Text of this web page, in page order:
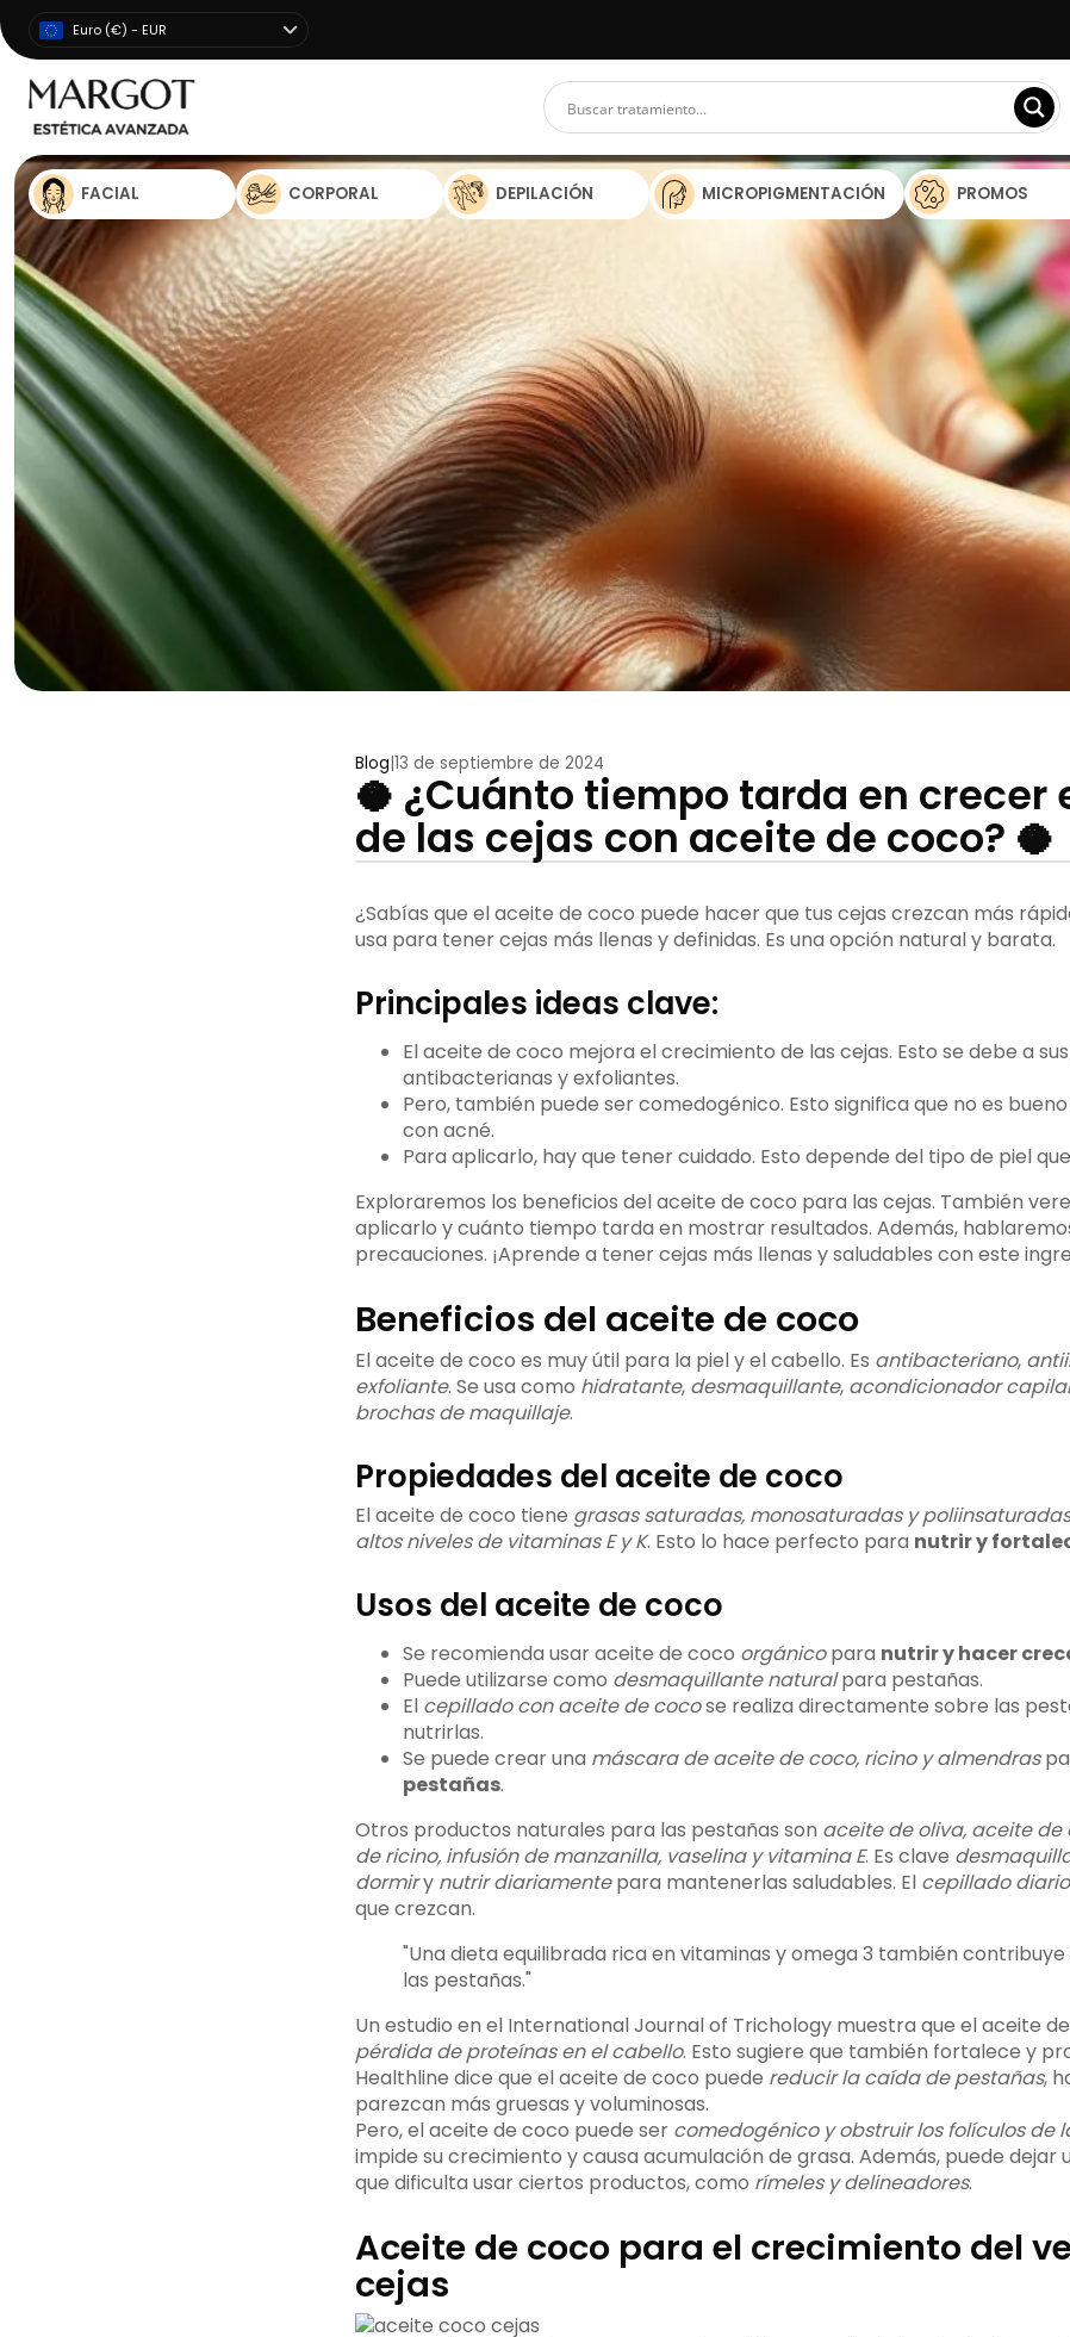
Euro (€) - EUR
FACIAL CORPORAL DEPILACIÓN MICROPIGMENTACIÓN PROMOS
Blog 13 de septiembre de 2024
🥥 ¿Cuánto tiempo tarda en crecer
de las cejas con aceite de coco? 🥥
¿Sabías que el aceite de coco puede hacer que tus cejas crezcan más
usa para tener cejas más llenas y definidas. Es una opción natural y barata.
Principales ideas clave:
El aceite de coco mejora el crecimiento de las cejas. Esto se debe a
antibacterianas y exfoliantes.
Pero, también puede ser comedogénico. Esto significa que no es
con acné.
Para aplicarlo, hay que tener cuidado. Esto depende del tipo de piel
Exploraremos los beneficios del aceite de coco para las cejas. También
aplicarlo y cuánto tiempo tarda en mostrar resultados. Además,
precauciones. ¡Aprende a tener cejas más llenas y saludables con este
Beneficios del aceite de coco
El aceite de coco es muy útil para la piel y el cabello. Es antibacteriano,
exfoliante. Se usa como hidratante, desmaquillante, acondicionador
brochas de maquillaje.
Propiedades del aceite de coco
El aceite de coco tiene grasas saturadas, monosaturadas y poliinsaturadas
altos niveles de vitaminas E y K. Esto lo hace perfecto para nutrir y
Usos del aceite de coco
Se recomienda usar aceite de coco orgánicopara nutrir y hacer
Puede utilizarse como desmaquillante naturalpara pestañas.
El cepillado con aceite de cocose realiza directamente sobre las
nutrirlas.
Se puede crear una máscara de aceite de coco, ricino y almendras
pestañas.
Otros productos naturales para las pestañas son aceite de oliva, aceite
de ricino, infusión de manzanilla, vaselina y vitamina E. Es clave
dormiry nutrir diariamentepara mantenerlas saludables. El cepillado diario
que crezcan.
"Una dieta equilibrada rica en vitaminas y omega 3 también contribuye
las pestañas."
Un estudio en el International Journal of Trichology muestra que el aceite
pérdida de proteínas en el cabello. Esto sugiere que también fortalece y
Healthline dice que el aceite de coco puede reducir la caída de pestañas,
parezcan más gruesas y voluminosas.
Pero, el aceite de coco puede ser comedogénico y obstruir los folículos de
impide su crecimiento y causa acumulación de grasa. Además, puede dejar
que dificulta usar ciertos productos, como rímeles y delineadores.
Aceite de coco para el crecimiento del
cejas